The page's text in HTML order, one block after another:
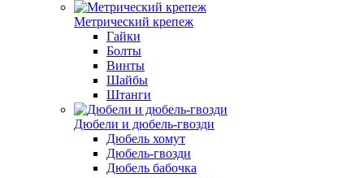
Метрический крепеж
Гайки
Болты
Винты
Шайбы
Штанги
Дюбели и дюбель-гвозди
Дюбель хомут
Дюбель-гвозди
Дюбель бабочка